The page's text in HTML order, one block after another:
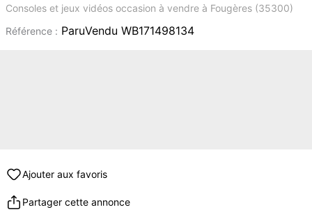
Consoles et jeux vidéos occasion à vendre à Fougères (35300)
Référence : ParuVendu WB171498134
Ajouter aux favoris
Partager cette annonce